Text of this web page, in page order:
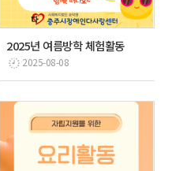
2025년 여름방학 체험활동
2025-08-08